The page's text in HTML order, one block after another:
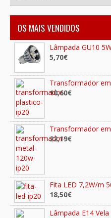
OS MAIS VENDIDOS
Lâmpada GU10
5,70€
Transformador
10,60€
Transformador
22,19€
Fita LED 7,2W/m
18,50€
Lâmpada E14